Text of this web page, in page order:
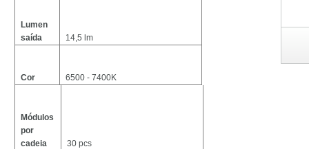
Lumen
saída
14,5 lm
Cor
6500 - 7400K
Módulos
por
cadeia
30 pcs